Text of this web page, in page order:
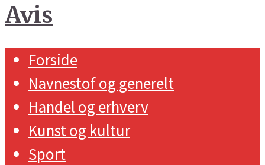
Forside
Navnestof og generelt
Handel og erhverv
Kunst og kultur
Sport